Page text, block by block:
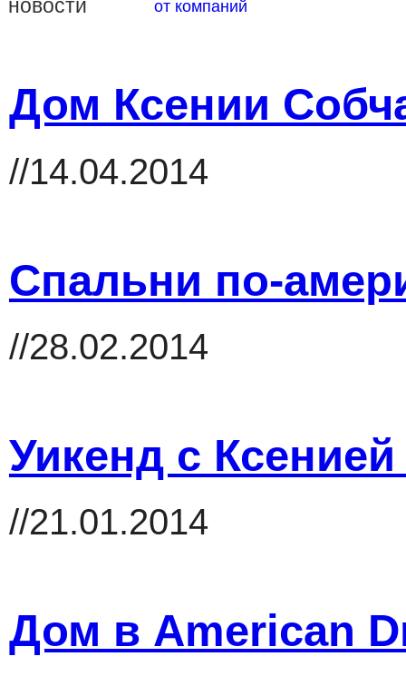
новости от компаний
Дом Ксении
//14.04.2014
Спальни по-
//28.02.2014
Уикенд с
//21.01.2014
Дом в American